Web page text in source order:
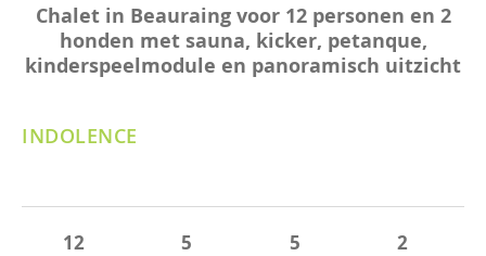
Chalet in Beauraing voor 12 personen en 2
honden met sauna, kicker, petanque,
kinderspeelmodule en panoramisch uitzicht
INDOLENCE
12 5 5 2